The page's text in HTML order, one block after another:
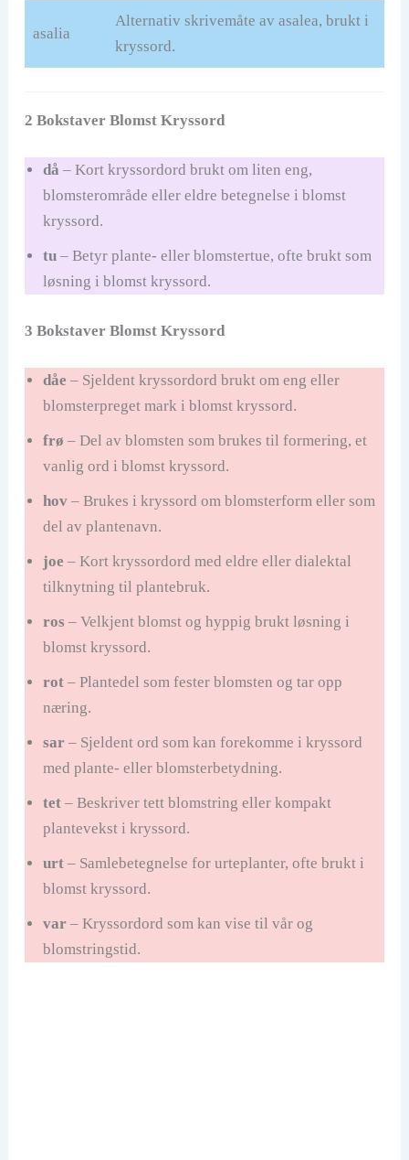
asalia
Alternativ skrivemåte av asalea, brukt i
kryssord.
2 Bokstaver Blomst Kryssord
då – Kort kryssordord brukt om liten eng,
blomsterområde eller eldre betegnelse i blomst
kryssord.
tu– Betyr plante- eller blomstertue, ofte brukt som
løsning i blomst kryssord.
3 Bokstaver Blomst Kryssord
dåe – Sjeldent kryssordord brukt om eng eller
blomsterpreget mark i blomst kryssord.
frø – Del av blomsten som brukes til formering, et
vanlig ord i blomst kryssord.
hov– Brukes i kryssord om blomsterform eller som
del av plantenavn.
joe – Kort kryssordord med eldre eller dialektal
tilknytning til plantebruk.
ros – Velkjent blomst og hyppig brukt løsning i
blomst kryssord.
rot– Plantedel som fester blomsten og tar opp
næring.
sar– Sjeldent ord som kan forekomme i kryssord
med plante- eller blomsterbetydning.
tet– Beskriver tett blomstring eller kompakt
plantevekst i kryssord.
urt– Samlebetegnelse for urteplanter, ofte brukt i
blomst kryssord.
var– Kryssordord som kan vise til vår og
blomstringstid.